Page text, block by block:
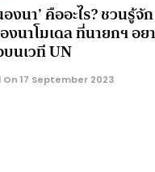
งนา’ คืออะไร? ชวนรู้จัก
นาโมเดล ที่นายกฯ อย
นเวที UN
17 September 2023